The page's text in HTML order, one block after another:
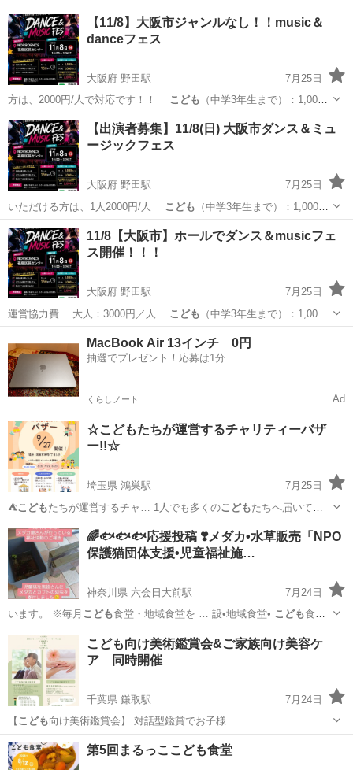
円／人 …
大阪 大阪市 野田駅 地域/お祭り パフォーマー
【11/8】大阪市ジャンルなし！！music＆
danceフェス
大阪府 野田駅
7月25日
方は、2000円/人で対応です！！ こども （中学3年生まで）：1,000
円／人 …
大阪 大阪市 野田駅 地域/お祭り dance
【出演者募集】11/8(日) 大阪市ダンス＆ミュ
ージックフェス
大阪府 野田駅
7月25日
いただける方は、1人2000円/人 こども （中学3年生まで）：1,000円
／人 …
大阪 大阪市 野田駅 地域/お祭り 出演者
11/8【大阪市】ホールでダンス＆musicフェ
ス開催！！！
大阪府 野田駅
7月25日
運営協力費 大人：3000円／人 こども （中学3年生まで）：1,000
円／人 …
地域/お祭り フェス
MacBook Air 13インチ 0円
抽選でプレゼント！応募は1分
くらしノート Ad
☆こどもたちが運営するチャリティーバザ
ー!!☆
埼玉県 鴻巣駅
7月25日
⛺️こども たちが運営するチャ… 1人でも多くのこどもたちへ届いてほ
しい… です✨ ・衣類(こども服・おとな服)←状…
埼玉 鴻巣市 フリーマーケット バザー
🌈🐟️🐟️🐟️応援投稿 ❣️メダカ•水草販売「NPO
保護猫団体支援•児童福祉施…
神奈川県 六会日大前駅
7月24日
います。 ※毎月 こども食堂・地域食堂を … 設•地域食堂• こども食堂
の応援を一緒に…
神奈川 藤沢市 六会日大前駅 その他 メダカ
こども向け美術鑑賞会&ご家族向け美容ケ
ア 同時開催
千葉県 鎌取駅
7月24日
【 こども向け美術鑑賞会】 対話型鑑賞でお子様…
千葉 千葉市 鎌取駅 ワークショップ
第5回まるっここども食堂